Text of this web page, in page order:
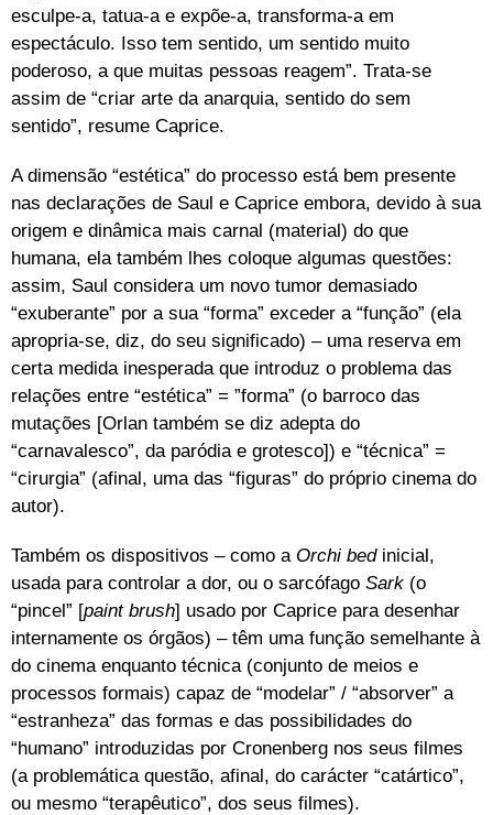
esculpe-a, tatua-a e expõe-a, transforma-a em
espectáculo. Isso tem sentido, um sentido muito
poderoso, a que muitas pessoas reagem”. Trata-se
assim de “criar arte da anarquia, sentido do sem
sentido”, resume Caprice.
A dimensão “estética” do processo está bem presente
nas declarações de Saul e Caprice embora, devido à sua
origem e dinâmica mais carnal (material) do que
humana, ela também lhes coloque algumas questões:
assim, Saul considera um novo tumor demasiado
“exuberante” por a sua “forma” exceder a “função” (ela
apropria-se, diz, do seu significado) – uma reserva em
certa medida inesperada que introduz o problema das
relações entre “estética” = ”forma” (o barroco das
mutações [Orlan também se diz adepta do
“carnavalesco”, da paródia e grotesco]) e “técnica” =
“cirurgia” (afinal, uma das “figuras” do próprio cinema do
autor).
Também os dispositivos – como a Orchi bedinicial,
usada para controlar a dor, ou o sarcófago Sark (o
“pincel” [paint brush] usado por Caprice para desenhar
internamente os órgãos) – têm uma função semelhante à
do cinema enquanto técnica (conjunto de meios e
processos formais) capaz de “modelar” / “absorver” a
“estranheza” das formas e das possibilidades do
“humano” introduzidas por Cronenberg nos seus filmes
(a problemática questão, afinal, do carácter “catártico”,
ou mesmo “terapêutico”, dos seus filmes).